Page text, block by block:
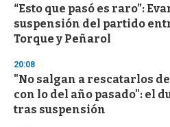
“Esto que pasó es raro”:
suspensión del partido
Torque y Peñarol
20:08
"No salgan a rescatarlos
con lo del año pasado": el
tras suspensión